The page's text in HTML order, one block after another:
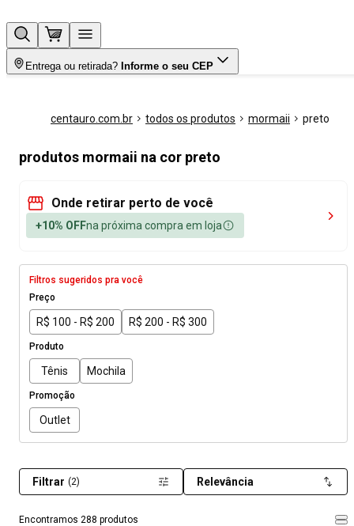
Entrega ou retirada? Informe o seu CEP
centauro.com.br todos os produtos mormaii preto
produtos mormaii na cor preto
Onde retirar perto de você
+10% OFFna próxima compra em loja
Filtros sugeridos pra você
Preço
R$ 100 - R$ 200 R$ 200 - R$ 300
Produto
Tênis Mochila
Promoção
Outlet
Encontramos 288 produtos
Filtrar (2) Relevância